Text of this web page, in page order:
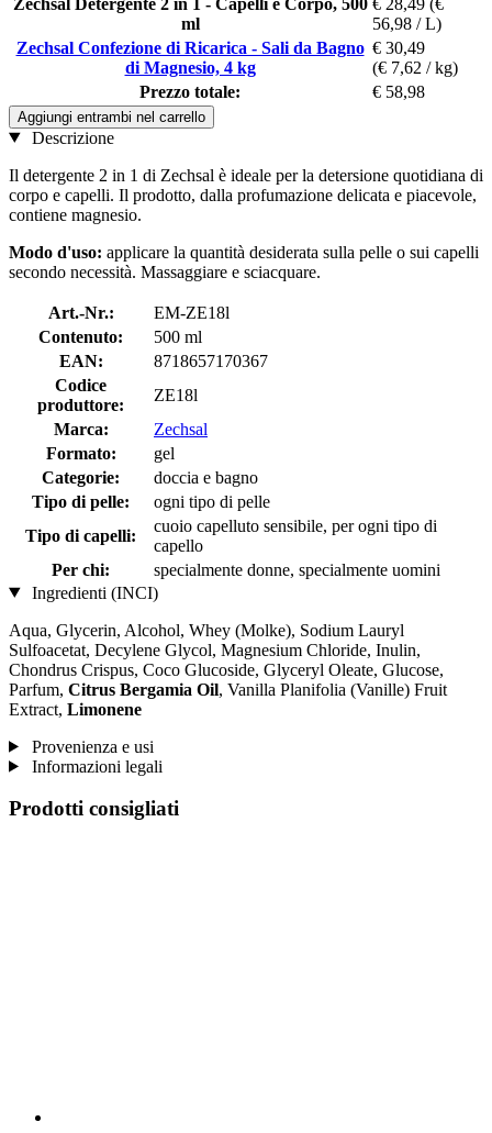
ml
56,98 / L)
Zechsal Confezione di Ricarica - Sali da Bagno
di Magnesio, 4 kg
€ 30,49
(€ 7,62 / kg)
Prezzo totale:
€ 58,98
Aggiungi entrambi nel carrello
Descrizione
Il detergente 2 in 1 di Zechsal è ideale per la detersione quotidiana di
corpo e capelli. Il prodotto, dalla profumazione delicata e piacevole,
contiene magnesio.
Modo d'uso: applicare la quantità desiderata sulla pelle o sui capelli
secondo necessità. Massaggiare e sciacquare.
Art.-Nr.:
EM-ZE18l
Contenuto:
500 ml
EAN:
8718657170367
Codice
produttore:
ZE18l
Marca:
Zechsal
Formato:
gel
Categorie:
doccia e bagno
Tipo di pelle:
ogni tipo di pelle
Tipo di capelli:
cuoio capelluto sensibile, per ogni tipo di
capello
Per chi:
specialmente donne, specialmente uomini
Ingredienti (INCI)
Aqua, Glycerin, Alcohol, Whey (Molke), Sodium Lauryl
Sulfoacetat, Decylene Glycol, Magnesium Chloride, Inulin,
Chondrus Crispus, Coco Glucoside, Glyceryl Oleate, Glucose,
Parfum, Citrus Bergamia Oil, Vanilla Planifolia (Vanille) Fruit
Extract, Limonene
Provenienza e usi
Informazioni legali
Prodotti consigliati